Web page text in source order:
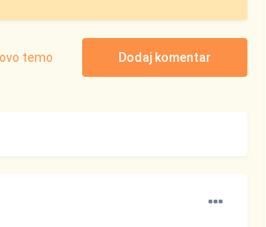
Dodaj komentar
temo